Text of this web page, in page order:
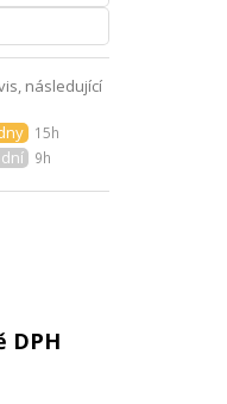
následující
15h
9h
DPH